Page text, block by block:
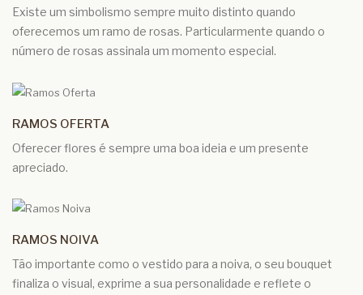
Existe um simbolismo sempre muito distinto quando
oferecemos um ramo de rosas. Particularmente quando o
número de rosas assinala um momento especial.
RAMOS OFERTA
Oferecer flores é sempre uma boa ideia e um presente
apreciado.
RAMOS NOIVA
Tão importante como o vestido para a noiva, o seu bouquet
finaliza o visual, exprime a sua personalidade e reflete o